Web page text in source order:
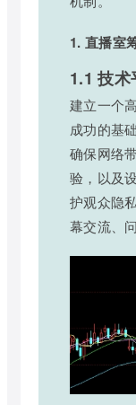
1. 直播室
1.1 技术
建立一个
成功的基
确保网络
验，以及
护观众隐
幕交流、